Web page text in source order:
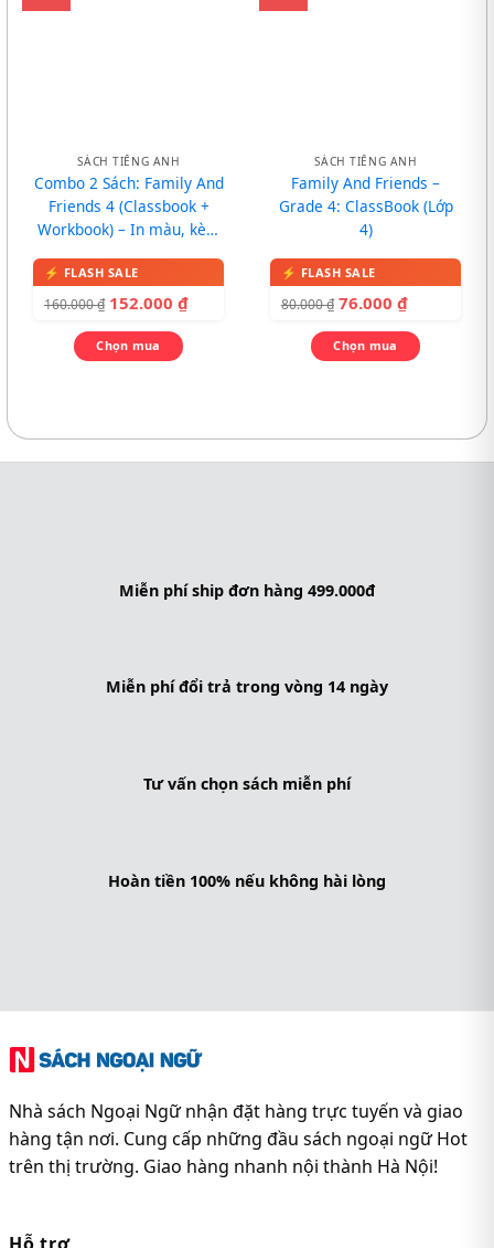
SÁCH TIẾNG ANH
Combo 2 Sách: Family And
Friends 4 (Classbook +
Workbook) – In màu, kèm
160.000₫ 152.000 ₫
Chọn mua
SÁCH TIẾNG ANH
Family And Friends –
Grade 4: ClassBook (Lớp
4)
80.000₫ 76.000 ₫
Chọn mua
Miễn phí ship đơn hàng 499.000đ
Miễn phí đổi trả trong vòng 14 ngày
Tư vấn chọn sách miễn phí
Hoàn tiền 100% nếu không hài lòng
Nhà sách Ngoại Ngữ nhận đặt hàng trực tuyến và giao
hàng tận nơi. Cung cấp những đầu sách ngoại ngữ Hot
trên thị trường. Giao hàng nhanh nội thành Hà Nội!
Hỗ trợ